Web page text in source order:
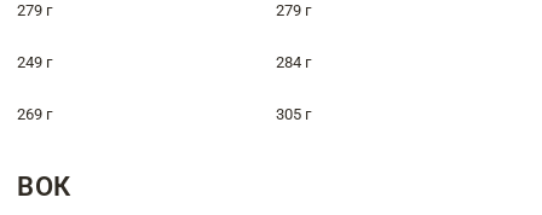
279 г 279 г
249 г 284 г
269 г 305 г
ВОК